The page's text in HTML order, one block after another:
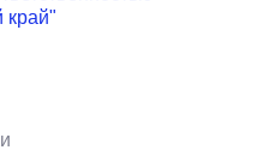
край"